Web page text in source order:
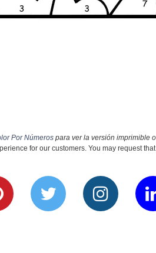
Por Números para ver la versión imprimible
for our customers. You may request